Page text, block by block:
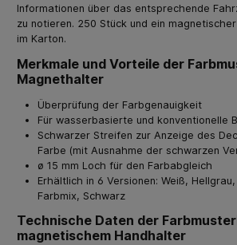
Informationen über das entsprechende
zu notieren. 250 Stück und ein
im Karton.
Merkmale und Vorteile der
Magnethalter
Überprüfung der Farbgenauigkeit
Für wasserbasierte und konventionelle
Schwarzer Streifen zur Anzeige des
Farbe (mit Ausnahme der schwarzen
ø 15 mm Loch für den Farbabgleich
Erhältlich in 6 Versionen: Weiß,
Farbmix, Schwarz
Technische Daten der
magnetischem Handhalter